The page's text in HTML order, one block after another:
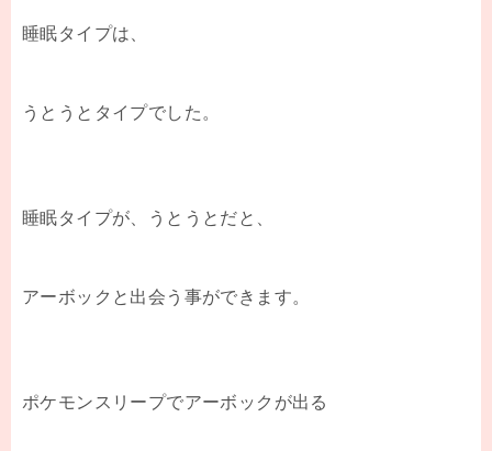
睡眠タイプは、
うとうとタイプでした。
睡眠タイプが、うとうとだと、
アーボックと出会う事ができます。
ポケモンスリープでアーボックが出る